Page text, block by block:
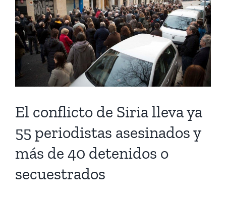
El conflicto de Siria lleva ya
55 periodistas asesinados y
más de 40 detenidos o
secuestrados